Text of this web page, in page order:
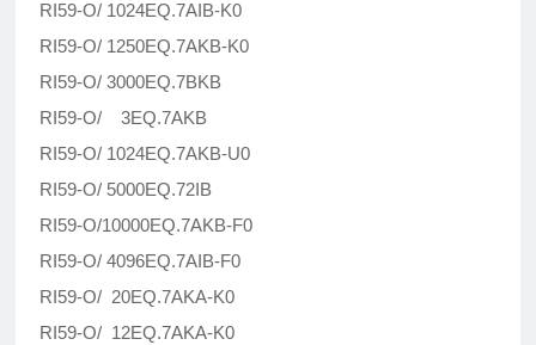
RI59-O/ 1024EQ.7AIB-K0
RI59-O/ 1250EQ.7AKB-K0
RI59-O/ 3000EQ.7BKB
RI59-O/ 3EQ.7AKB
RI59-O/ 1024EQ.7AKB-U0
RI59-O/ 5000EQ.72IB
RI59-O/10000EQ.7AKB-F0
RI59-O/ 4096EQ.7AIB-F0
RI59-O/ 20EQ.7AKA-K0
RI59-O/ 12EQ.7AKA-K0